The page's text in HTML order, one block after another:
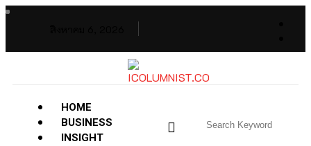
HOME
BUSINESS
INSIGHT